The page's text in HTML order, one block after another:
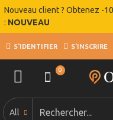
Nouveau client ? Obtenez -
: NOUVEAU
S'IDENTIFIER S'INSCRIRE
0
All